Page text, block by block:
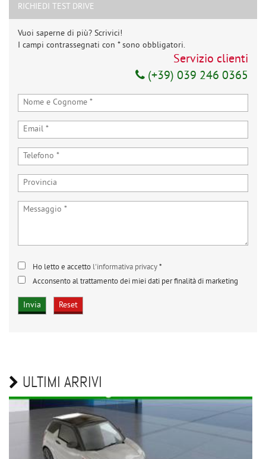
RICHIEDI TEST DRIVE
Vuoi saperne di più? Scrivici!
I campi contrassegnati con * sono obbligatori.
Servizio clienti
(+39) 039 246 0365
Ho letto e accetto l'informativa privacy*
Acconsento al trattamento dei miei dati per finalità di marketing
ULTIMI ARRIVI